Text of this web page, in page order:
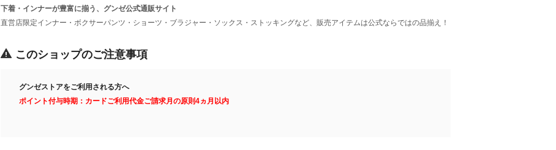
下着・インナーが豊富に揃う、グンゼ公式通販サイト
直営店限定インナー・ボクサーパンツ・ショーツ・ブラジャー・ソックス・ストッキングなど、販売アイテムは公式ならではの品揃え！
このショップのご注意事項
グンゼストアをご利用される方へ
ポイント付与時期：カードご利用代金ご請求月の原則4ヵ月以内